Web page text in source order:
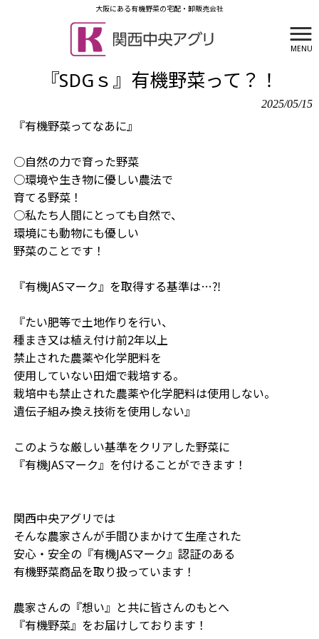
大阪にある有機野菜の宅配・卸販売会社
MENU
有限会社関西中央アグリ HOME 『SDGｓ』有機野菜って？！
『SDGｓ』有機野菜って？！
2025/05/15
『有機野菜ってなあに⁇』
○自然の力で育った野菜
○環境や生き物に優しい農法で
育てる野菜！
○私たち人間にとっても自然で、
環境にも動物にも優しい
野菜のことです！
『有機JASマーク』を取得する基準は…⁈
『たい肥等で土地作りを行い、
種まき又は植え付け前2年以上
禁止された農薬や化学肥料を
使用していない田畑で栽培する。
栽培中も禁止された農薬や化学肥料は使用しない。
遺伝子組み換え技術を使用しない』
このような厳しい基準をクリアした野菜に
『有機JASマーク』を付けることができます！
関西中央アグリでは
そんな農家さんが手間ひまかけて生産された
安心・安全の『有機JASマーク』認証のある
有機野菜商品を取り扱っています！
農家さんの『想い』と共に皆さんのもとへ
『有機野菜』をお届けしております！